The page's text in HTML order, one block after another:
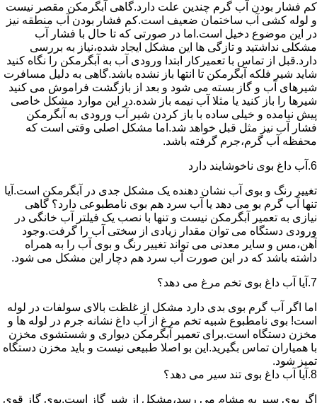
کم فشار بودن آب گرم چندین علت دارد.گاهی آبگرمکن مقصر نیست
و لوله کشی آب ساختمان ضعیف است.کم فشار بودن آب منطقه نیز
در این موضوع دخیل است.اما در صورتی که تا حال با فشار آب
مشکلی نداشتید و تازگی ها این مشکل ایجاد شده،نیاز به بررسی
دارد.قبل از تماس با تعمیرکار ابتدا ورودی آب به آبگرمکن را نگاه کنید
شاید شیر فلکه آبگرمکن تا انتها باز نشده باشد.گاهی به دلیل مسافرت
شیرهای آب و گاز بسته می شود و بعد از بازگشت فراموش می کنید
شیرها را باز کنید یا مثلا آب نیمه باز شده.در این موارد مشکل خاصی
پیش نیامده و خیلی ساده با باز کردن شیر آب ورودی به آبگرمکن
فشار آب نیز مثل قبل خواهد شد.اما مشکل اصلی وقتی است که
محفظه آب گرم،جرم گرفته باشد.
6.آب داغ بوی ناخوشایند دارد
تغییر رنگ و بوی آب نشان دهنده یک مشکل جدی در آبگرمکن است.آیا
تنها آب گرم بو می دهد یا آب سرد هم بوی نامطبوعی دارد؟ گاهی
نیازی به تعمیر آبگرمکن نیست و تنها با نصب یک فیلتر آب خانگی در
ورودی دستگاه می توان مقدار زیادی از سختی آب را گرفت.وجود
آهن،مس و سایر معدنی می تواند تغییر رنگ و بوی آب را به همراه
داشته باشد که در این صورت آب سرد هم دچار این مشکل می شود.
7.آیا آب داغ بوی تخم مرغ می دهد؟
اما اگر آب گرم بوی بدی دارد مشکل از غلظت بالای سولفات در لوله
است! بوی نامطبوع شبیه تخم مرغ از آب داغ نشانه جرم در لوله ها و
مخزن دستگاه است.برای تعمیر آبگرمکن دیواری و شستشوی مخزن
با همیاران تماس بگیرید.این بو اصلا طبیعی نیست و باید مخزن دستگاه
تمیز شود.
8.آیا آب داغ بوی تند سیر می دهد؟
اگر بوی سیر به مشام می رسد،مشکل از شیر گاز است.بوی گاز قوی